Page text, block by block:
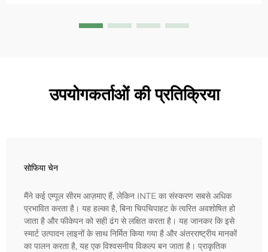
उपयोगकर्ताओं की प्रतिक्रिया
सोफिया चेन
मैंने कई एम्पूल सीरम आज़माए हैं, लेकिन INTE का संस्करण सबसे अधिक
प्रभावित करता है। यह हल्का है, बिना चिपचिपाहट के त्वरित अवशोषित हो
जाता है और फीकेपन को सही ढंग से लक्षित करता है। यह जानकर कि इसे
स्मार्ट उत्पादन लाइनों के साथ निर्मित किया गया है और अंतरराष्ट्रीय मानकों
का पालन करता है, यह एक विश्वसनीय विकल्प बन जाता है। प्राकृतिक